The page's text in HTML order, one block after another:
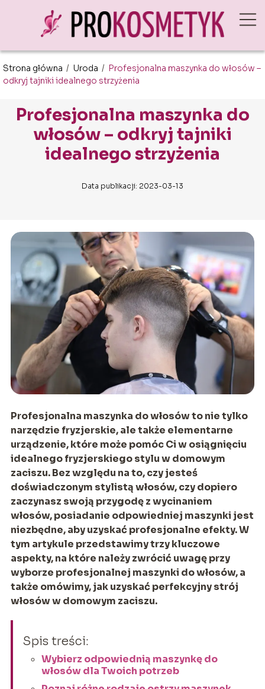
Strona główna / Uroda / Profesjonalna maszynka do włosów –
odkryj tajniki idealnego strzyżenia
Profesjonalna maszynka do
włosów – odkryj tajniki
idealnego strzyżenia
Data publikacji: 2023-03-13
Profesjonalna maszynka do włosów to nie tylko
narzędzie fryzjerskie, ale także elementarne
urządzenie, które może pomóc Ci w osiągnięciu
idealnego fryzjerskiego stylu w domowym
zaciszu. Bez względu na to, czy jesteś
doświadczonym stylistą włosów, czy dopiero
zaczynasz swoją przygodę z wycinaniem
włosów, posiadanie odpowiedniej maszynki jest
niezbędne, aby uzyskać profesjonalne efekty. W
tym artykule przedstawimy trzy kluczowe
aspekty, na które należy zwrócić uwagę przy
wyborze profesjonalnej maszynki do włosów, a
także omówimy, jak uzyskać perfekcyjny strój
włosów w domowym zaciszu.
Spis treści:
Wybierz odpowiednią maszynkę do
włosów dla Twoich potrzeb